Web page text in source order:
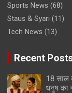
Sports News (68)
Staus & Syari (11)
Tech News (13)
Recent
18 साल
धनुष का